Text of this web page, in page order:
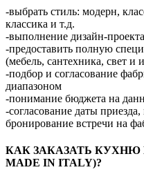
-выбрать стиль: модерн,
классика и т.д.
-выполнение дизайн-
-предоставить полную
(мебель, сантехника, свет и
-подбор и согласование
диапазоном
-понимание бюджета на
-согласование даты
бронирование встречи на
КАК ЗАКАЗАТЬ
MADE IN ITALY)?